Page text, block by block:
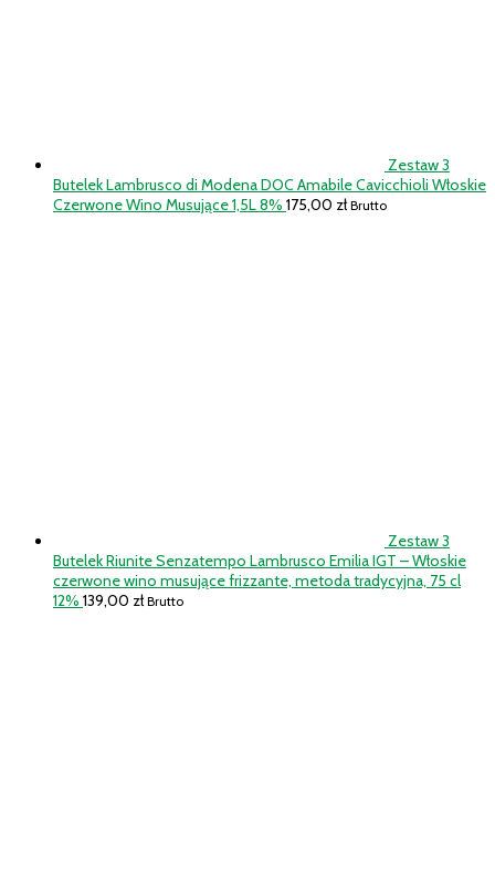
Zestaw 3
Butelek Lambrusco di Modena DOC Amabile Cavicchioli Włoskie
Czerwone Wino Musujące 1,5L 8% 175,00 zł Brutto
Zestaw 3
Butelek Riunite Senzatempo Lambrusco Emilia IGT – Włoskie
czerwone wino musujące frizzante, metoda tradycyjna, 75 cl
12% 139,00 zł Brutto